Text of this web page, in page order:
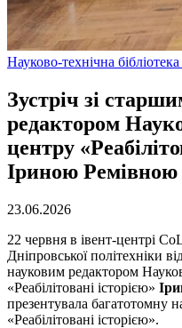
Науково-технічна
Зустріч зі
редактором
центру
Іриною Ремівною
23.06.2026
22 червня в івент-центрі
Дніпровської політехніки
науковим редактором
«Реабілітовані історією»
презентувала багатотомну
«Реабілітовані історією».